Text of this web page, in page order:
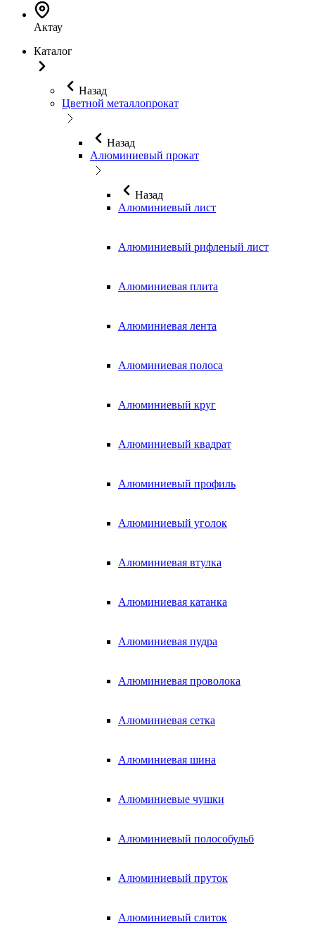
Актау
Каталог
Назад
Цветной металлопрокат
Назад
Алюминиевый прокат
Назад
Алюминиевый лист
Алюминиевый рифленый лист
Алюминиевая плита
Алюминиевая лента
Алюминиевая полоса
Алюминиевый круг
Алюминиевый квадрат
Алюминиевый профиль
Алюминиевый уголок
Алюминиевая втулка
Алюминиевая катанка
Алюминиевая пудра
Алюминиевая проволока
Алюминиевая сетка
Алюминиевая шина
Алюминиевые чушки
Алюминиевый полособульб
Алюминиевый пруток
Алюминиевый слиток